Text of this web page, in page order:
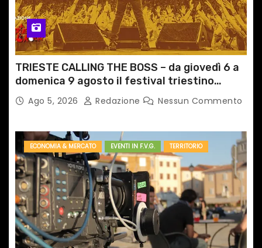
TRIESTE CALLING THE BOSS – da giovedì 6 a
domenica 9 agosto il festival triestino
dedicato a Springsteen
Ago 5, 2026 Redazione Nessun Commento
ECONOMIA & MERCATO EVENTI IN F.V.G. TERRITORIO